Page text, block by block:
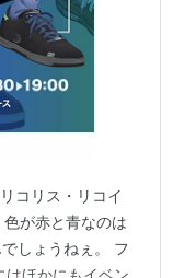
コリス・リコイ
が赤と青なのは
しょうねぇ。 フ
はほかにもイベン